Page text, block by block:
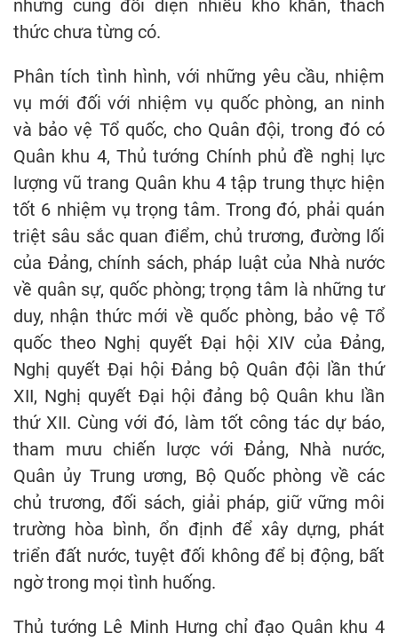
nhưng cũng đối diện nhiều khó khăn, thách
thức chưa từng có.
Phân tích tình hình, với những yêu cầu, nhiệm
vụ mới đối với nhiệm vụ quốc phòng, an ninh
và bảo vệ Tổ quốc, cho Quân đội, trong đó có
Quân khu 4, Thủ tướng Chính phủ đề nghị lực
lượng vũ trang Quân khu 4 tập trung thực hiện
tốt 6 nhiệm vụ trọng tâm. Trong đó, phải quán
triệt sâu sắc quan điểm, chủ trương, đường lối
của Đảng, chính sách, pháp luật của Nhà nước
về quân sự, quốc phòng; trọng tâm là những tư
duy, nhận thức mới về quốc phòng, bảo vệ Tổ
quốc theo Nghị quyết Đại hội XIV của Đảng,
Nghị quyết Đại hội Đảng bộ Quân đội lần thứ
XII, Nghị quyết Đại hội đảng bộ Quân khu lần
thứ XII. Cùng với đó, làm tốt công tác dự báo,
tham mưu chiến lược với Đảng, Nhà nước,
Quân ủy Trung ương, Bộ Quốc phòng về các
chủ trương, đối sách, giải pháp, giữ vững môi
trường hòa bình, ổn định để xây dựng, phát
triển đất nước, tuyệt đối không để bị động, bất
ngờ trong mọi tình huống.
Thủ tướng Lê Minh Hưng chỉ đạo Quân khu 4